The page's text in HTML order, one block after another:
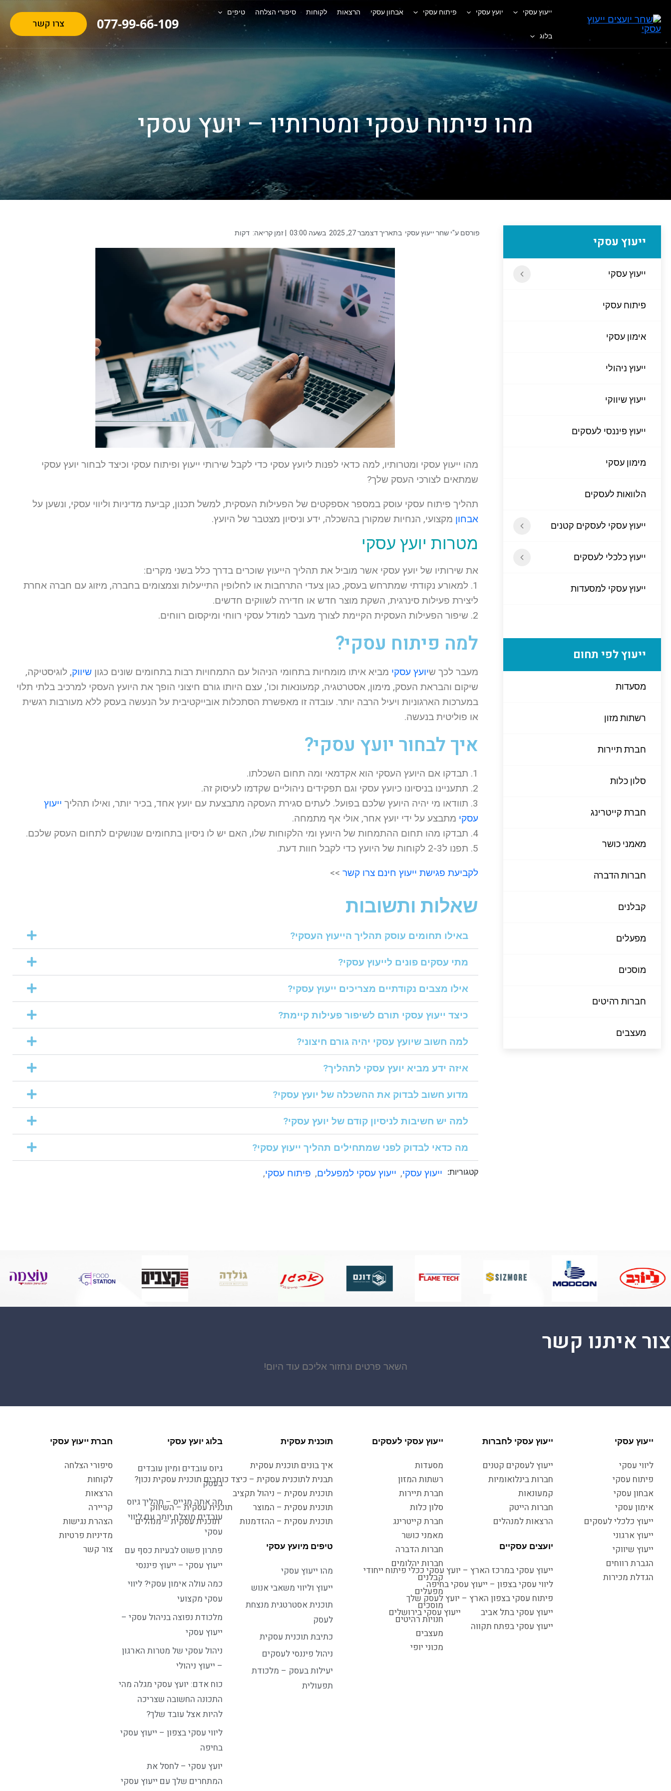
ייעוץ עסקי יועץ עסקי פיתוח עסקי אבחון עסקי הרצאות לקוחות סיפורי הצלחה טיפים
בלוג
077-99-66-109 צרו קשר
מהו פיתוח עסקי ומטרותיו – יועץ עסקי
ייעוץ עסקי
ייעוץ עסקי
פיתוח עסקי
אימון עסקי
ייעוץ ניהולי
ייעוץ שיווקי
ייעוץ פיננסי לעסקים
מימון עסקי
הלוואות לעסקים
ייעוץ עסקי לעסקים קטנים
ייעוץ כלכלי לעסקים
ייעוץ עסקי למסעדות
ייעוץ לפי תחום
מסעדות
רשתות מזון
חברת תיירות
סלון כלות
חברת קייטרינג
מאמני כושר
חברות הדברה
קבלנים
מפעלים
מוסכים
חברות רהיטים
מעצבים
פורסם ע"י שחר ייעוץ עסקי בתאריךדצמבר 27, 2025 בשעה | זמן קריאה: דקות
מהו ייעוץ עסקי ומטרותיו, למה כדאי לפנות ליועץ עסקי כדי לקבל שירותי ייעוץ ופיתוח עסקי וכיצד לבחור יועץ עסקי
שמתאים לצורכי העסק שלך?
תהליך פיתוח עסקי עוסק במספר אספקטים של הפעילות העסקית, למשל תכנון, קביעת מדיניות וליווי עסקי, ונשען על
אבחון מקצועי, הנחיות שמקורן בהשכלה, ידע וניסיון מצטבר של היועץ.
מטרות יועץ עסקי
את שירותיו של יועץ עסקי אשר מוביל את תהליך הייעוץ שוכרים בדרך כלל בשני מקרים:
1. למאורע נקודתי שמתרחש בעסק, כגון צעדי התרחבות או לחלופין התייעלות וצמצומים בחברה, מיזוג עם חברה אחרת
ליצירת פעילות סינרגית, השקת מוצר חדש או חדירה לשווקים חדשים.
2. שיפור הפעילות העסקית הקיימת לצורך מעבר למודל עסקי רווחי ומיקסום רווחים.
למה פיתוח עסקי?
מעבר לכך שיועץ עסקי מביא איתו מומחיות בתחומי הניהול עם התמחויות רבות בתחומים שונים כגון שיווק, לוגיסטיקה,
שיקום והבראת העסק, מימון, אסטרטגיה, קמעונאות וכו', עצם היותו גורם חיצוני הופך את היועץ העסקי למרכיב בלתי תלוי
במערכות הארגוניות ויעיל הרבה יותר. עובדה זו מאפשרת הסתכלות אובייקטיבית על הנעשה בעסק ללא מעורבות רגשית
או פוליטית בנעשה.
איך לבחור יועץ עסקי?
1. תבדקו אם היועץ העסקי הוא אקדמאי ומה תחום השכלתו.
2. תתעניינו בניסיונו כיועץ עסקי וגם תפקידים ניהוליים שקדמו לעיסוק זה.
3. תוודאו מי יהיה היועץ שלכם בפועל. לעתים סגירת העסקה מתבצעת עם יועץ אחד, בכיר יותר, ואילו תהליך
ייעוץ
עסקי מתבצע על ידי יועץ אחר, אולי אף מתמחה.
4. תבדקו מהו תחום ההתמחות של היועץ ומי הלקוחות שלו, האם יש לו ניסיון בתחומים שנושקים לתחום העסק שלכם.
5. תפנו ל2-3 לקוחות של היועץ כדי לקבל חוות דעת.
לקביעת פגישת ייעוץ חינם צרו קשר >>
שאלות ותשובות
באילו תחומים עוסק תהליך הייעוץ העסקי?
מתי עסקים פונים לייעוץ עסקי?
אילו מצבים נקודתיים מצריכים ייעוץ עסקי?
כיצד ייעוץ עסקי תורם לשיפור פעילות קיימת?
למה חשוב שיועץ עסקי יהיה גורם חיצוני?
איזה ידע מביא יועץ עסקי לתהליך?
מדוע חשוב לבדוק את ההשכלה של יועץ עסקי?
למה יש חשיבות לניסיון קודם של יועץ עסקי?
מה כדאי לבדוק לפני שמתחילים תהליך ייעוץ עסקי?
קטגוריות: ייעוץ עסקי, ייעוץ עסקי למפעלים, פיתוח עסקי,
צור איתנו קשר
השאר פרטים ונחזור אליכם עוד היום!
ייעוץ עסקי
ליווי עסקי
פיתוח עסקי
אבחון עסקי
אימון עסקי
ייעוץ כלכלי לעסקים
ייעוץ ארגוני
ייעוץ שיווקי
הגברת רווחים
הגדלת מכירות
ייעוץ עסקי לחברות
ייעוץ לעסקים קטנים
חברות בינלואומיות
קמעונאות
חברות הייטק
הרצאות למנהלים
יועצים עסקיים
ייעוץ עסקי במרכז הארץ – יועץ עסקי ככלי פיתוח ייחודי
ליווי עסקי בצפון – ייעוץ עסקי בחיפה
פיתוח עסקי בצפון הארץ – יועץ לעסק שלך
ייעוץ עסקי בתל אביב
ייעוץ עסקי בירושלים
ייעוץ עסקי בפתח תקווה
ייעוץ עסקי לעסקים
מסעדות
רשתות המזון
חברת תיירות
סלון כלות
חברת קייטרינג
מאמני כושר
חברות הדברה
חברות יהלומים
קבלנים
מפעלים
מוסכים
חנויות רהיטים
מעצבים
מכוני יופי
תוכנית עסקית
איך בונים תוכנית עסקית
תבנית לתוכנית עסקית – כיצד כותבים תוכנית עסקית נכון?
תוכנית עסקית – ניהול תקציב
תוכנית עסקית – המוצר
תוכנית עסקית – השיווק
תוכנית עסקית – ההזדמנות
תוכנית עסקית – מנהלים
טיפים מיועץ עסקי
מהו ייעוץ עסקי
ייעוץ וליווי משאבי אנוש
תוכנית אסטרטגית מנצחת
לעסק
כתיבת תוכנית עסקית
ניהול פיננסי לעסקים
יעילות בעסק – מלכודת
תפעולית
בלוג יועץ עסקי
גיוס עובדים ומיון עובדים
בעסק
מה אתה מגייס – תהליך גיוס
עובדים מוצלח יותר עם ליווי
עסקי
פתרון פשוט לבעיות כסף עם
ייעוץ עסקי – ייעוץ פיננסי
כמה עולה אימון עסקי? ליווי
עסקי מקצועי
מלכודת נפוצה בניהול עסקי –
ייעוץ עסקי
ניהול עסקי של מטרות הארגון
– ייעוץ ניהולי
כוח אדם: יועץ עסקי מגלה מהי
התכונה החשובה שצריכה
להיות אצל עובד שלך?
ליווי עסקי בצפון – ייעוץ עסקי
בחיפה
יועץ עסקי – לחסל את
המתחרים שלך עם ייעוץ עסקי
חברת ייעוץ עסקי
סיפורי הצלחה
לקוחות
הרצאות
קריירה
הצהרת נגישות
מדיניות פרטיות
צור קשר